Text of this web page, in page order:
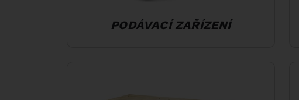
PODÁVACÍ ZAŘÍZENÍ